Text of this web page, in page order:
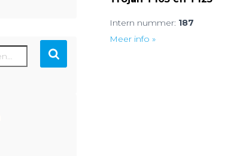
Intern nummer: 187
Meer info »